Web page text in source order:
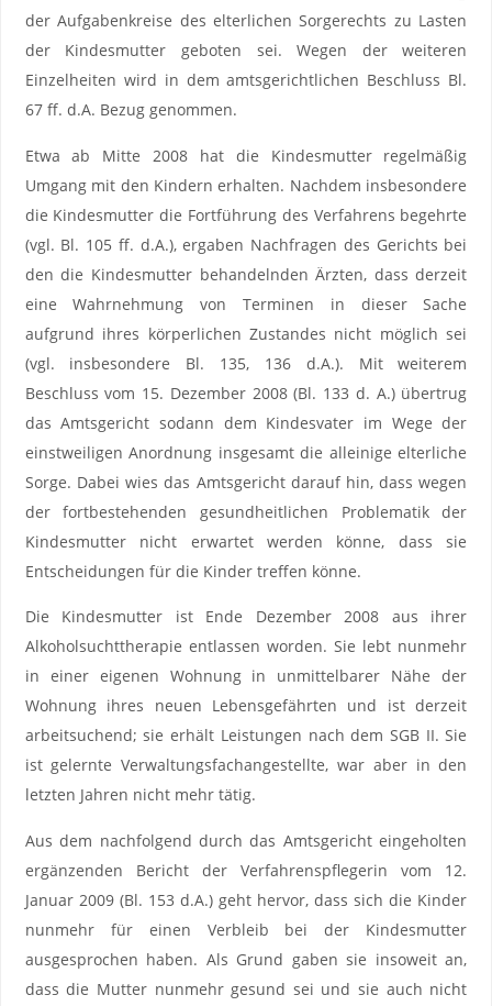
der Aufgabenkreise des elterlichen Sorgerechts zu Lasten
der Kindesmutter geboten sei. Wegen der weiteren
Einzelheiten wird in dem amtsgerichtlichen Beschluss Bl.
67 ff. d.A. Bezug genommen.
Etwa ab Mitte 2008 hat die Kindesmutter regelmäßig
Umgang mit den Kindern erhalten. Nachdem insbesondere
die Kindesmutter die Fortführung des Verfahrens begehrte
(vgl. Bl. 105 ff. d.A.), ergaben Nachfragen des Gerichts bei
den die Kindesmutter behandelnden Ärzten, dass derzeit
eine Wahrnehmung von Terminen in dieser Sache
aufgrund ihres körperlichen Zustandes nicht möglich sei
(vgl. insbesondere Bl. 135, 136 d.A.). Mit weiterem
Beschluss vom 15. Dezember 2008 (Bl. 133 d. A.) übertrug
das Amtsgericht sodann dem Kindesvater im Wege der
einstweiligen Anordnung insgesamt die alleinige elterliche
Sorge. Dabei wies das Amtsgericht darauf hin, dass wegen
der fortbestehenden gesundheitlichen Problematik der
Kindesmutter nicht erwartet werden könne, dass sie
Entscheidungen für die Kinder treffen könne.
Die Kindesmutter ist Ende Dezember 2008 aus ihrer
Alkoholsuchttherapie entlassen worden. Sie lebt nunmehr
in einer eigenen Wohnung in unmittelbarer Nähe der
Wohnung ihres neuen Lebensgefährten und ist derzeit
arbeitsuchend; sie erhält Leistungen nach dem SGB II. Sie
ist gelernte Verwaltungsfachangestellte, war aber in den
letzten Jahren nicht mehr tätig.
Aus dem nachfolgend durch das Amtsgericht eingeholten
ergänzenden Bericht der Verfahrenspflegerin vom 12.
Januar 2009 (Bl. 153 d.A.) geht hervor, dass sich die Kinder
nunmehr für einen Verbleib bei der Kindesmutter
ausgesprochen haben. Als Grund gaben sie insoweit an,
dass die Mutter nunmehr gesund sei und sie auch nicht